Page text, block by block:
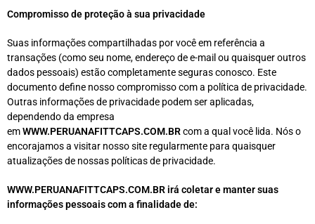
Compromisso de proteção à sua privacidade
Suas informações compartilhadas por você em referência a
transações (como seu nome, endereço de e-mail ou quaisquer outros
dados pessoais) estão completamente seguras conosco. Este
documento define nosso compromisso com a política de privacidade.
Outras informações de privacidade podem ser aplicadas,
dependendo da empresa
emWWW.PERUANAFITTCAPS.COM.BRcom a qual você lida. Nós o
encorajamos a visitar nosso site regularmente para quaisquer
atualizações de nossas políticas de privacidade.
WWW.PERUANAFITTCAPS.COM.BRirá coletar e manter suas
informações pessoais com a finalidade de: